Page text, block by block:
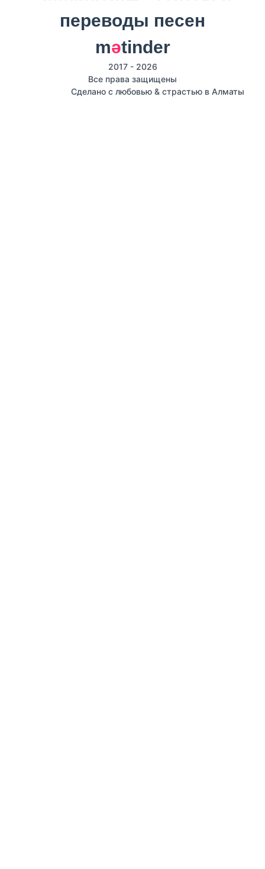
mәtinder
2017 - 2026
Все права защищены
Сделано с любовью & страстью в Алматы